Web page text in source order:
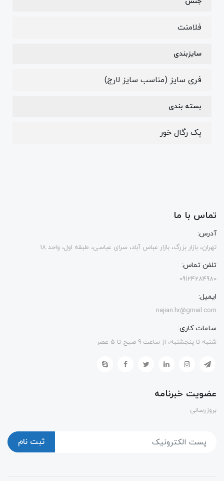
فلامنت
سایزبندی
فری سایز (مناسب سایز لارج)
بسته بندی
پک رگال خور
تماس با ما
آدرس:
تهران، بازار بزرگ، بازار عباس آباد، سرای عباسی، طبقه اول، واحد 18
تلفن تماس:
09124284980
ایمیل:
najian.hr@gmail.com
ساعات کاری:
شنبه تا پنجشنبه، از ساعت 9 صبح تا 5 عصر
عضویت خبرنامه
بروزرسانی
ثبت نام